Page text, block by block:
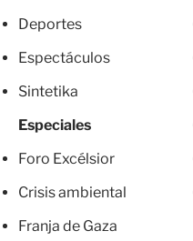
Deportes
Espectáculos
Sintetika
Especiales
Foro Excélsior
Crisis ambiental
Franja de Gaza